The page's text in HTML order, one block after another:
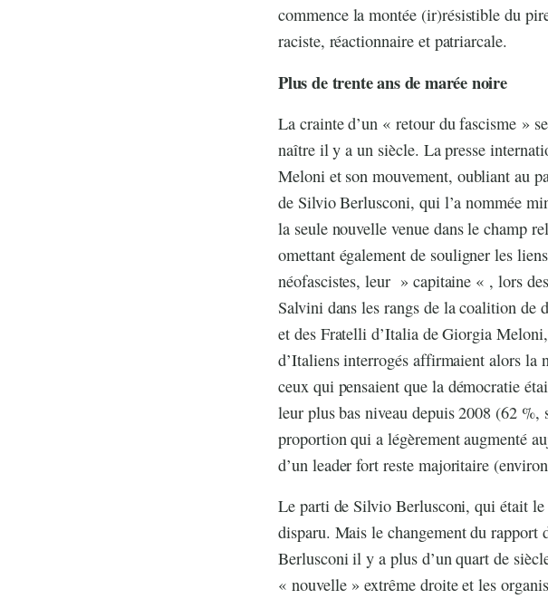
commence la montée (ir)résistible du
raciste, réactionnaire et patriarcale.
Plus de trente ans de marée noire
La crainte d’un « retour du fascisme »
naître il y a un siècle. La presse
Meloni et son mouvement, oubliant au
de Silvio Berlusconi, qui l’a nommée
la seule nouvelle venue dans le champ
omettant également de souligner les
néofascistes, leur » capitaine « , lors
Salvini dans les rangs de la coalition
et des Fratelli d’Italia de Giorgia
d’Italiens interrogés affirmaient alors
ceux qui pensaient que la démocratie
leur plus bas niveau depuis 2008 (62
proportion qui a légèrement augmenté
d’un leader fort reste majoritaire
Le parti de Silvio Berlusconi, qui était
disparu. Mais le changement du
Berlusconi il y a plus d’un quart de
« nouvelle » extrême droite et les